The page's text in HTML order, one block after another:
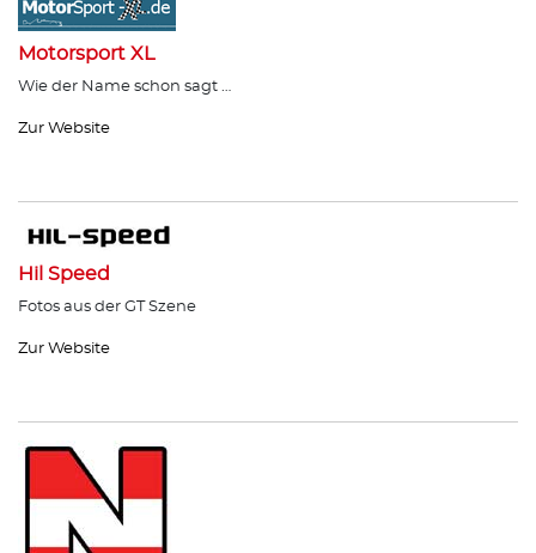
Motorsport XL
Wie der Name schon sagt …
Zur Website
Hil Speed
Fotos aus der GT Szene
Zur Website